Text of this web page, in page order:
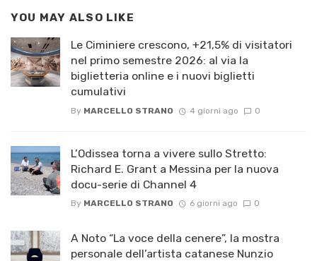
YOU MAY ALSO LIKE
Le Ciminiere crescono, +21,5% di visitatori
nel primo semestre 2026: al via la
biglietteria online e i nuovi biglietti
cumulativi
By MARCELLO STRANO 4 giorni ago 0
L’Odissea torna a vivere sullo Stretto:
Richard E. Grant a Messina per la nuova
docu-serie di Channel 4
By MARCELLO STRANO 6 giorni ago 0
A Noto “La voce della cenere”, la mostra
personale dell’artista catanese Nunzio